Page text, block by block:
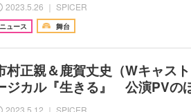
2023.5.26 ｜ SPICER
ニュース 舞台
村正親＆鹿賀丈史（Wキャス
ジカル『生きる』 公演PVの